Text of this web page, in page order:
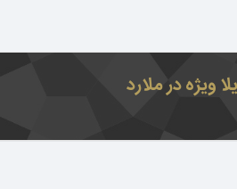
ویژه در ملارد